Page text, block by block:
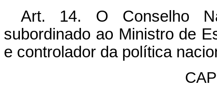
Art. 14. O Conselho
subordinado ao Ministro de
e controlador da política